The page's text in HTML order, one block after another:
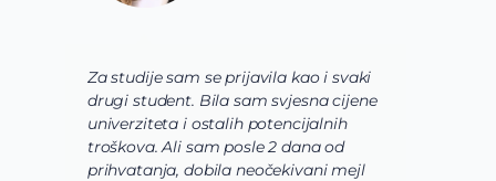
Za studije sam se prijavila kao i svaki
drugi student. Bila sam svjesna cijene
univerziteta i ostalih potencijalnih
troškova. Ali sam posle 2 dana od
prihvatanja, dobila neočekivani mejl